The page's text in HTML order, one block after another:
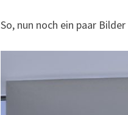
So, nun noch ein paar Bilder